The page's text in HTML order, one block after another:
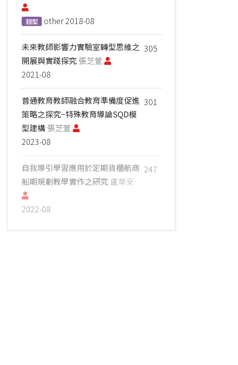
類型 other2018-08
305
未來教師影響力實驗室轉型思維之
開展與實踐探究 張芝萱
2021-08
301
普通教育教師融合教育準備度促進
策略之探究~特殊教育導論SQD模
型建構 張芝萱
2023-08
247
自我導引學習應用於定期貨櫃航商
船期規劃教學實作之研究 盧華安
2022-08